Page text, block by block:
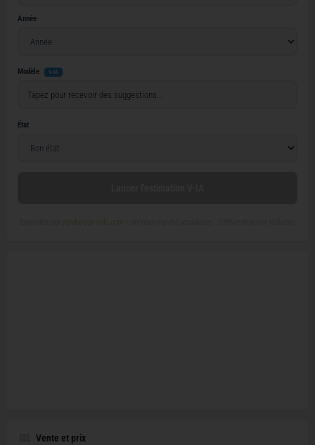
Année
Modèle V-IA
État
vendre-son-velo.com
Vente et prix